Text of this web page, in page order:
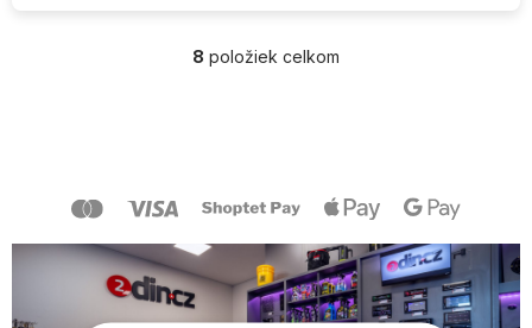
O
c
e
p
r
v
8 položiek celkom